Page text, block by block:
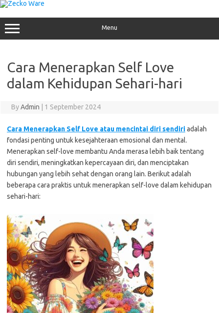
Skip
to
content
Menu
Cara Menerapkan Self Love
dalam Kehidupan Sehari-hari
ByAdmin 1 September 2024
Cara Menerapkan Self Love atau mencintai diri sendiriadalah
fondasi penting untuk kesejahteraan emosional dan mental.
Menerapkan self-love membantu Anda merasa lebih baik tentang
diri sendiri, meningkatkan kepercayaan diri, dan menciptakan
hubungan yang lebih sehat dengan orang lain. Berikut adalah
beberapa cara praktis untuk menerapkan self-love dalam kehidupan
sehari-hari: